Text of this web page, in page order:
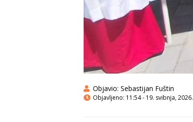
Objavio: Sebastijan Fuštin
Objavljeno: 11:54 - 19. svibnja, 2026.